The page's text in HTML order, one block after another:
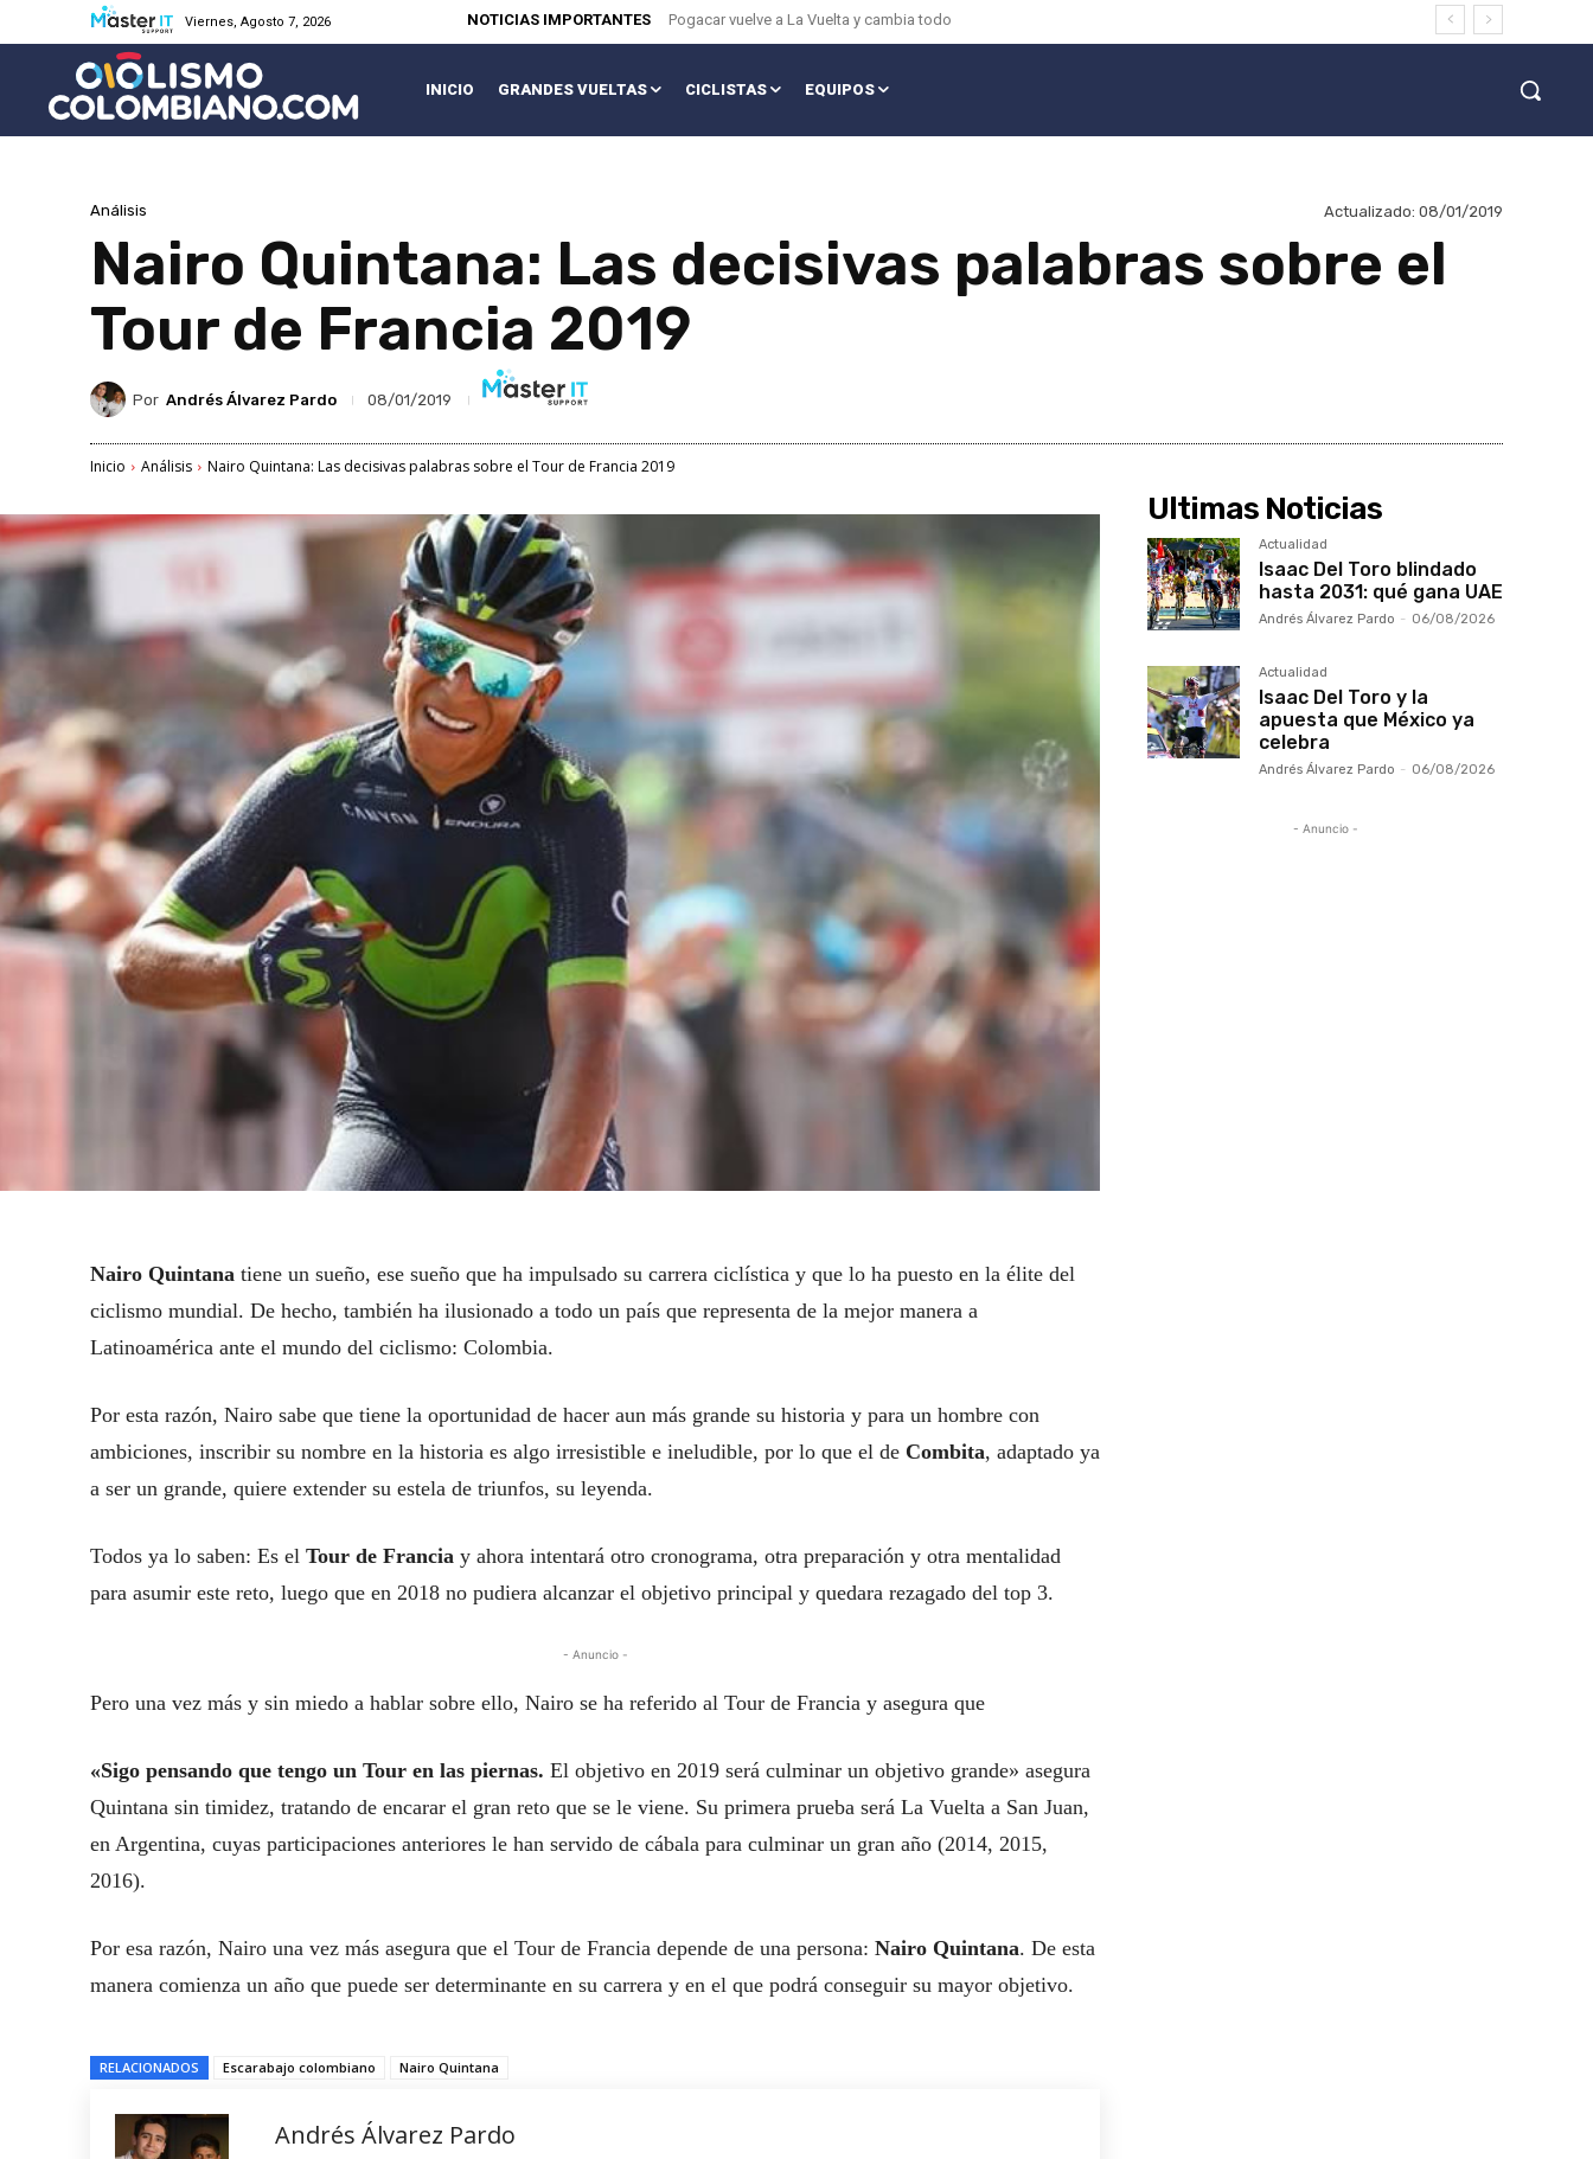
Viernes, Agosto 7, 2026 NOTICIAS IMPORTANTES Pogacar vuelve a La Vuelta y cambia todo
INICIO GRANDES VUELTAS CICLISTAS EQUIPOS
Análisis Actualizado: 08/01/2019
Nairo Quintana: Las decisivas palabras sobre el
Tour de Francia 2019
Por Andrés Álvarez Pardo 08/01/2019
Inicio Análisis Nairo Quintana: Las decisivas palabras sobre el Tour de Francia 2019
Nairo Quintana tiene un sueño, ese sueño que ha impulsado su carrera ciclística y que lo ha puesto en la élite del
ciclismo mundial. De hecho, también ha ilusionado a todo un país que representa de la mejor manera a
Latinoamérica ante el mundo del ciclismo: Colombia.
Por esta razón, Nairo sabe que tiene la oportunidad de hacer aun más grande su historia y para un hombre con
ambiciones, inscribir su nombre en la historia es algo irresistible e ineludible, por lo que el de Combita, adaptado ya
a ser un grande, quiere extender su estela de triunfos, su leyenda.
Todos ya lo saben: Es el Tour de Francia y ahora intentará otro cronograma, otra preparación y otra mentalidad
para asumir este reto, luego que en 2018 no pudiera alcanzar el objetivo principal y quedara rezagado del top 3.
- Anuncio -
Pero una vez más y sin miedo a hablar sobre ello, Nairo se ha referido al Tour de Francia y asegura que
«Sigo pensando que tengo un Tour en las piernas. El objetivo en 2019 será culminar un objetivo grande» asegura
Quintana sin timidez, tratando de encarar el gran reto que se le viene. Su primera prueba será La Vuelta a San Juan,
en Argentina, cuyas participaciones anteriores le han servido de cábala para culminar un gran año (2014, 2015,
2016).
Por esa razón, Nairo una vez más asegura que el Tour de Francia depende de una persona: Nairo Quintana. De esta
manera comienza un año que puede ser determinante en su carrera y en el que podrá conseguir su mayor objetivo.
RELACIONADOS Escarabajo colombiano Nairo Quintana
Andrés Álvarez Pardo
Ultimas Noticias
Actualidad
Isaac Del Toro blindado
hasta 2031: qué gana UAE
Andrés Álvarez Pardo - 06/08/2026
Actualidad
Isaac Del Toro y la
apuesta que México ya
celebra
Andrés Álvarez Pardo - 06/08/2026
- Anuncio -